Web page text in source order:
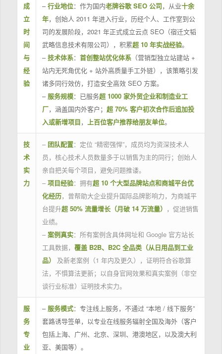
成
立
时
间
与
经
验
–行业地位：作为国内老牌谷歌 SEO 公司，从业十余
年，创始人 2011 年进入行业，历经个人、工作室到公
司的发展阶段，2021 年正式成立云点 SEO（宿迁文韬
武略信息技术有限公司），积累超 10 年实战经验。
–技术体系： 首创整站优化体系（营销型独立站建站 +
站内无死角优化 + 站外高质量手工外链），该策略引发
诸多同行效仿，打造安全高效 SEO 方案。
– 服务规模：已服务超 1000 家外贸企业和制造业工
厂，涵盖国内外客户； 超 70% 客户初次合作后追加投
入或新增项目， 上百位客户推荐给朋友单位。
技
术
实
力
– 团队配置：定位 “精密强悍”，成员均为资深技术人
员，核心技术人员数量多于以销售为主的同行；创始人
亲自把关每个项目，避免问题推诿。
– 项目经验：拥有超 10 个大型品牌站点和商城平台优
化经历，曾帮助大企业提升国际品牌影响力，为商城平
台提升超 50% 流量增长（月破 14 万流量） ，促进销售
业绩。
– 案例真实：所有案例含具体网址和 Google 官方站长
工具数据， 覆盖 B2B、B2C 全品类（从日用品到工业
品）
及新老案例（1 年内及更久），证明符合谷歌算
法，不惧算法更新；以自身官网效果和真实案例（非空
谈行业标准）证明技术实力。
服
务
专
业
– 服务模式：专注线上服务，不通过 “本地 / 线下服务”
套路诱导签单，以专业在线服务辐射全国及海外（客户
包括上海、广州、北京、深圳、港澳地区，以及澳大利
亚、美国等）。